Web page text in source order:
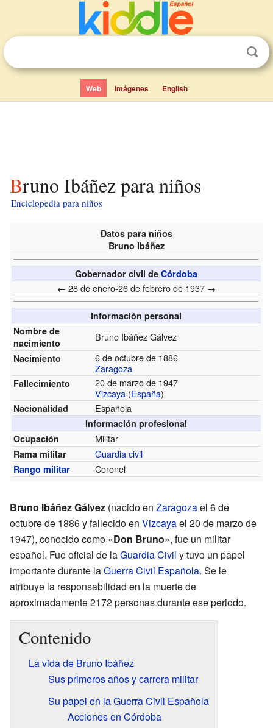
Web Imágenes English
Bruno Ibáñez para niños
Enciclopedia para niños
Datos para niños
Bruno Ibáñez
Gobernador civil deCórdoba
← 28 de enero-26 de febrero de 1937 →
Información personal
Nombre de
nacimiento
Bruno Ibáñez Gálvez
Nacimiento
6 de octubre de 1886
Zaragoza
Fallecimiento
20 de marzo de 1947
Vizcaya (España)
Nacionalidad Española
Información profesional
Ocupación
Militar
Rama militar Guardia civil
Rango militar Coronel
Bruno Ibáñez Gálvez (nacido en Zaragozael 6 de
octubre de 1886 y fallecido en Vizcayael 20 de marzo de
1947), conocido como «Don Bruno», fue un militar
español. Fue oficial de laGuardia Civil y tuvo un papel
importante durante laGuerra Civil Española. Se le
atribuye la responsabilidad en la muerte de
aproximadamente 2172 personas durante ese periodo.
Contenido
La vida de Bruno Ibáñez
Sus primeros años y carrera militar
Su papel en la Guerra Civil Española
Acciones en Córdoba